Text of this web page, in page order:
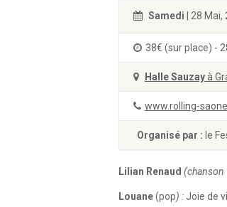
Samedi | 28 Mai,
38€ (sur place) -
Halle Sauzayà
www.rolling-
Organisé par : le
Lilian Renaud (chanson
Louane(pop) :Joie de